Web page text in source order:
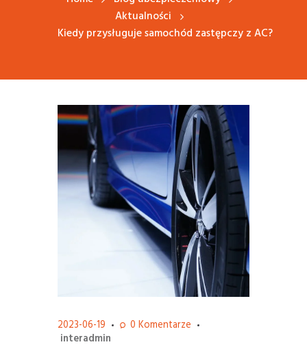
Aktualności
Kiedy przysługuje samochód zastępczy z AC?
2023-06-19 0 Komentarze
interadmin